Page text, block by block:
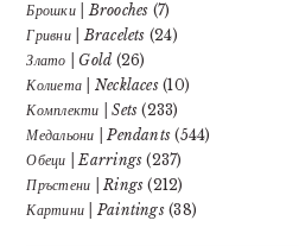
Брошки | Brooches (7)
Гривни | Bracelets (24)
Злато | Gold (26)
Колиета | Necklaces(10)
Комплекти | Sets (233)
Медальони | Pendants (544)
Обеци | Earrings (237)
Пръстени | Rings (212)
Картини | Paintings(38)